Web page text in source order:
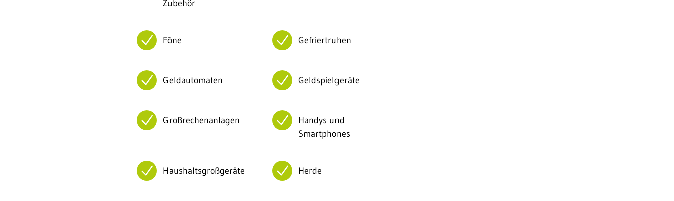
Zubehör
Föne Gefriertruhen
Geldautomaten Geldspielgeräte
Großrechenanlagen
Handys und
Smartphones
Haushaltsgroßgeräte Herde